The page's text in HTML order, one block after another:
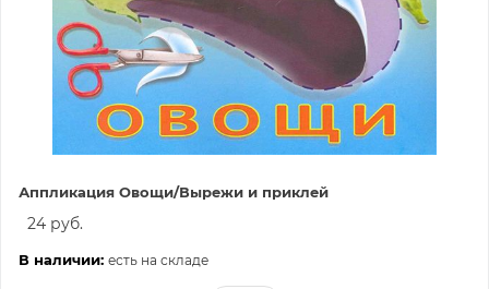
Аппликация Овощи/Вырежи и приклей
24 руб.
В наличии: есть на складе